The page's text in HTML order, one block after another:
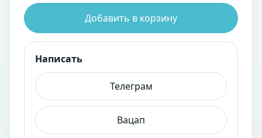
Добавить в корзину
Написать
Телеграм
Вацап